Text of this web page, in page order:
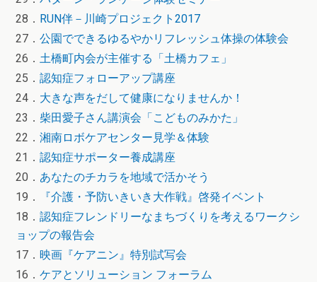
28． RUN伴－川崎プロジェクト2017
27． 公園でできるゆるやかリフレッシュ体操の体験会
26． 土橋町内会が主催する「土橋カフェ」
25． 認知症フォローアップ講座
24． 大きな声をだして健康になりませんか！
23． 柴田愛子さん講演会「こどものみかた」
22． 湘南ロボケアセンター見学＆体験
21． 認知症サポーター養成講座
20． あなたのチカラを地域で活かそう
19．
『介護・予防いきいき大作戦』啓発イベント
18． 認知症フレンドリーなまちづくりを考えるワークシ
ョップの報告会
17． 映画『ケアニン』特別試写会
16． ケアとソリューション フォーラム